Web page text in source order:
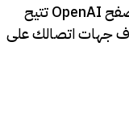
ثغرة خطيرة في متصفح OpenAI تتيح
جهات اتصالك على